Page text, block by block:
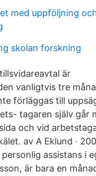
med uppföljning
skolan forskning
är
vanligtvis tre
förläggas till
tagaren själv går
och vid
av A Eklund ·
assistans i
är bara en